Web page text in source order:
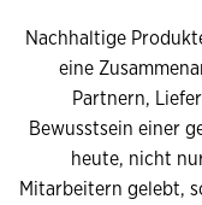
Nachhaltige
eine
Partnern,
Bewusstsein einer
heute, nicht
Mitarbeitern gelebt,